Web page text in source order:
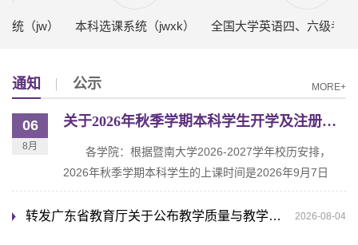
统（jw） 本科选课系统（jwxk） 全国大学英语四、六级考试
通知 公示 MORE+
06
8月
关于2026年秋季学期本科学生开学及注册的通知
各学院：根据暨南大学2026-2027学年校历安排，
2026年秋季学期本科学生的上课时间是2026年9月7日
（星期一），请各学院安排好学生注册工作。具体注意事
项如下：一、...
转发广东省教育厅关于公布教学质量与教学改革工程项2025年度验收结果的通知 2026-08-04